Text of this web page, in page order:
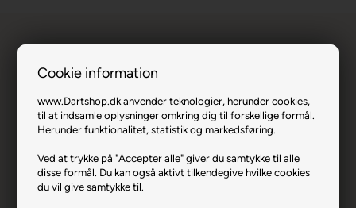
Cookie information
www.Dartshop.dk anvender teknologier, herunder cookies,
til at indsamle oplysninger omkring dig til forskellige formål.
Herunder funktionalitet, statistik og markedsføring.
Ved at trykke på "Accepter alle" giver du samtykke til alle
disse formål. Du kan også aktivt tilkendegive hvilke cookies
du vil give samtykke til.
L-Style L1 EZ Flight - Grå.
Varenr.: 0423-06005
Producent
L-Style